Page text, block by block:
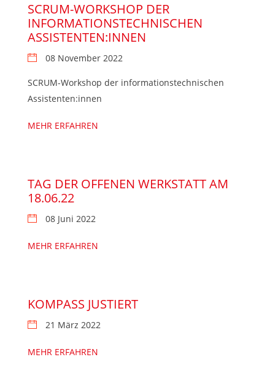
SCRUM-WORKSHOP DER
INFORMATIONSTECHNISCHEN
ASSISTENTEN:INNEN
08 November 2022
SCRUM-Workshop der informationstechnischen
Assistenten:innen
MEHR ERFAHREN
TAG DER OFFENEN WERKSTATT AM
18.06.22
08 Juni 2022
MEHR ERFAHREN
KOMPASS JUSTIERT
21 März 2022
MEHR ERFAHREN